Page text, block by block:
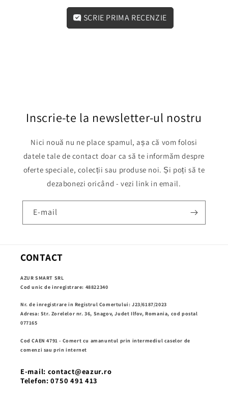
SCRIE PRIMA RECENZIE
Inscrie-te la newsletter-ul nostru
Nici nouă nu ne place spamul, așa că vom folosi
datele tale de contact doar ca să te informăm despre
oferte speciale, colecții sau produse noi. Și poți să te
dezabonezi oricând - vezi link in email.
E-mail
CONTACT
AZUR SMART SRL
Cod unic de inregistrare: 48822340
Nr. de inregistrare in Registrul Comertului: J23/6187/2023
Adresa: Str. Zorelelor nr. 36, Snagov, Judet Ilfov, Romania, cod postal
077165
Cod CAEN 4791 - Comert cu amanuntul prin intermediul caselor de
comenzi sau prin internet
E-mail: contact@eazur.ro
Telefon: 0750 491 413